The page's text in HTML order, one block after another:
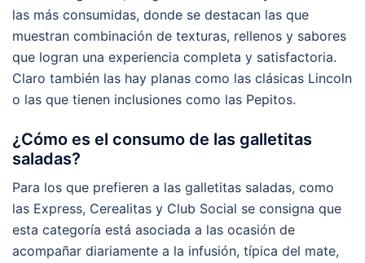
las más consumidas, donde se destacan las que
muestran combinación de texturas, rellenos y sabores
que logran una experiencia completa y satisfactoria.
Claro también las hay planas como las clásicas Lincoln
o las que tienen inclusiones como las Pepitos.
¿Cómo es el consumo de las galletitas
saladas?
Para los que prefieren a las galletitas saladas, como
las Express, Cerealitas y Club Social se consigna que
esta categoría está asociada a las ocasión de
acompañar diariamente a la infusión, típica del mate,